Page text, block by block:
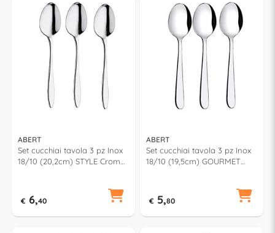
ABERT
Set cucchiai tavola 3 pz Inox
18/10 (20,2cm) STYLE Cromo
€ 6,40
ABERT
Set cucchiai tavola 3 pz Inox
18/10 (19,5cm) GOURMET
€ 5,80